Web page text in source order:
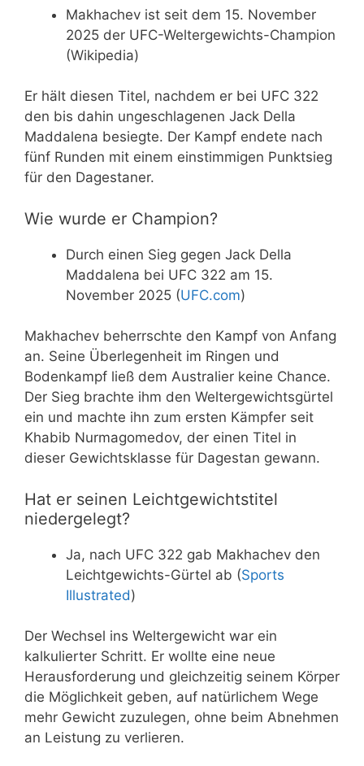
Makhachev ist seit dem 15. November
2025 der UFC-Weltergewichts-Champion
(Wikipedia)
Er hält diesen Titel, nachdem er bei UFC 322
den bis dahin ungeschlagenen Jack Della
Maddalena besiegte. Der Kampf endete nach
fünf Runden mit einem einstimmigen Punktsieg
für den Dagestaner.
Wie wurde er Champion?
Durch einen Sieg gegen Jack Della
Maddalena bei UFC 322 am 15.
November 2025 (UFC.com)
Makhachev beherrschte den Kampf von Anfang
an. Seine Überlegenheit im Ringen und
Bodenkampf ließ dem Australier keine Chance.
Der Sieg brachte ihm den Weltergewichtsgürtel
ein und machte ihn zum ersten Kämpfer seit
Khabib Nurmagomedov, der einen Titel in
dieser Gewichtsklasse für Dagestan gewann.
Hat er seinen Leichtgewichtstitel
niedergelegt?
Ja, nach UFC 322 gab Makhachev den
Leichtgewichts-Gürtel ab (Sports
Illustrated)
Der Wechsel ins Weltergewicht war ein
kalkulierter Schritt. Er wollte eine neue
Herausforderung und gleichzeitig seinem Körper
die Möglichkeit geben, auf natürlichem Wege
mehr Gewicht zuzulegen, ohne beim Abnehmen
an Leistung zu verlieren.